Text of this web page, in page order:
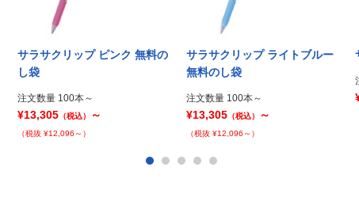
サラサクリップ ピンク 無料の
し袋
注文数量 100本～
¥13,305 （税込） ～
（税抜 ¥12,096～）
サラサクリップ ライトブルー
無料のし袋
注文数量 100本～
¥13,305 （税込） ～
（税抜 ¥12,096～）